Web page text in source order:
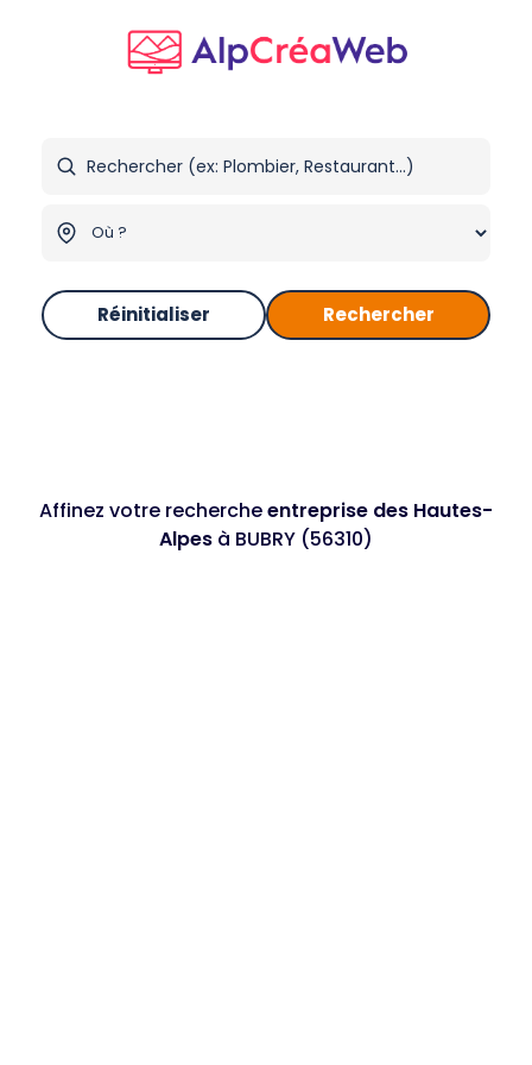
Réinitialiser Rechercher
Affinez votre rechercheentreprise des Hautes-
Alpes à BUBRY (56310)